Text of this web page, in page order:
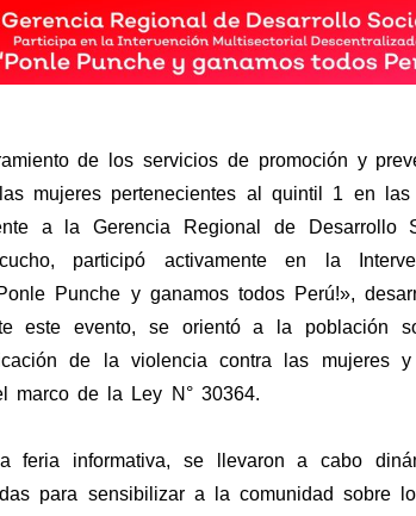
de los servicios de promoción y
mujeres pertenecientes al quintil 1 en
a la Gerencia Regional de Desarrollo
participó activamente en la
Punche y ganamos todos Perú!»,
este evento, se orientó a la población
de la violencia contra las mujeres y
marco de la Ley N° 30364.
feria informativa, se llevaron a cabo
para sensibilizar a la comunidad sobre